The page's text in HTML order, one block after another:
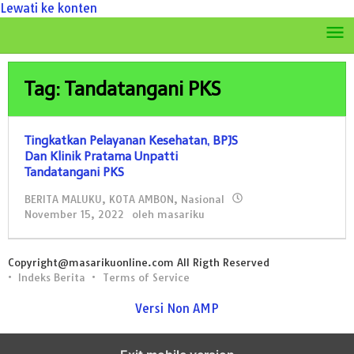
Lewati ke konten
Tag: Tandatangani PKS
Tingkatkan Pelayanan Kesehatan, BPJS
Dan Klinik Pratama Unpatti
Tandatangani PKS
BERITA MALUKU, KOTA AMBON, Nasional
November 15, 2022
oleh masariku
Copyright@masarikuonline.com All Rigth Reserved
Indeks Berita
Terms of Service
Versi Non AMP